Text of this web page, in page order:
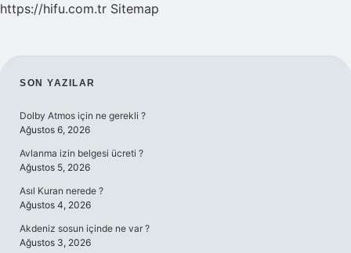
https://hifu.com.tr Sitemap
SIDEBAR
SON YAZILAR
Dolby Atmos için ne gerekli ?
Ağustos 6, 2026
Avlanma izin belgesi ücreti ?
Ağustos 5, 2026
Asıl Kuran nerede ?
Ağustos 4, 2026
Akdeniz sosun içinde ne var ?
Ağustos 3, 2026